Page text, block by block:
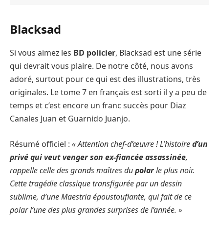
Blacksad
Si vous aimez les BD policier, Blacksad est une série
qui devrait vous plaire. De notre côté, nous avons
adoré, surtout pour ce qui est des illustrations, très
originales. Le tome 7 en français est sorti il y a peu de
temps et c’est encore un franc succès pour Diaz
Canales Juan et Guarnido Juanjo.
Résumé officiel : « Attention chef-d’œuvre ! L’histoired’un
privé qui veut venger son ex-fiancée assassinée,
rappelle celle des grands maîtres dupolarle plus noir.
Cette tragédie classique transfigurée par un dessin
sublime, d’une Maestria époustouflante, qui fait de ce
polar l’une des plus grandes surprises de l’année. »